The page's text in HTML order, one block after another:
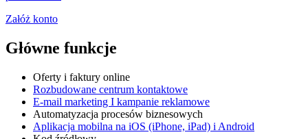
Załóż konto
Główne funkcje
Oferty i faktury online
Rozbudowane centrum kontaktowe
E-mail marketing I kampanie reklamowe
Automatyzacja procesów biznesowych
Aplikacja mobilna na iOS (iPhone, iPad) i Android